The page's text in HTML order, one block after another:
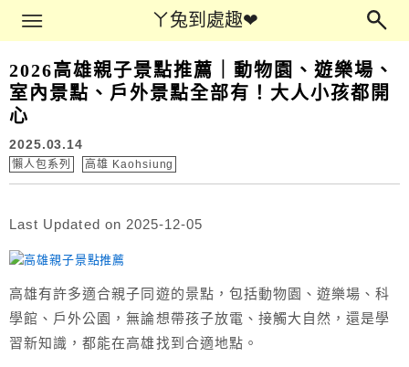
ㄚ兔到處趣❤
Main Menu
2026高雄親子景點推薦｜動物園、遊樂場、
室內景點、戶外景點全部有！大人小孩都開
心
2025.03.14
懶人包系列 高雄 Kaohsiung
Last Updated on 2025-12-05
高雄有許多適合親子同遊的景點，包括動物園、遊樂場、科
學館、戶外公園，無論想帶孩子放電、接觸大自然，還是學
習新知識，都能在高雄找到合適地點。